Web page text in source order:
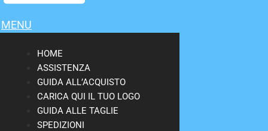
MENU
HOME
ASSISTENZA
GUIDA ALL’ACQUISTO
CARICA QUI IL TUO LOGO
GUIDA ALLE TAGLIE
SPEDIZIONI